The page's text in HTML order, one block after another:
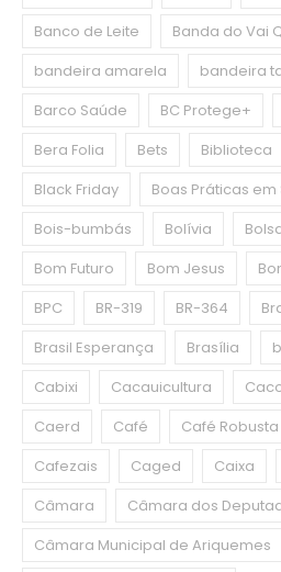
Banco de Leite
Banda do Vai
bandeira amarela
bandeira
Barco Saúde
BC Protege+
Bera Folia
Bets Biblioteca
Black Friday
Boas Práticas
Bois-bumbás
Bolívia
Bom Futuro
Bom Jesus
BPC
BR-319 BR-364
Brasil Esperança
Brasília
Cabixi
Cacauicultura
Caerd
Café
Café
Cafezais
Caged Caixa
Câmara
Câmara dos
Câmara Municipal de Ariquemes